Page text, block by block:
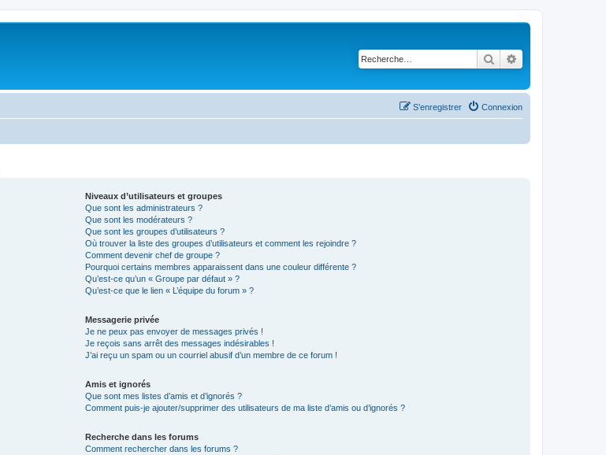
Rechercher
Connexion
S’enregistrer
Niveaux d’utilisateurs et groupes
Que sont les administrateurs ?
Que sont les modérateurs ?
Que sont les groupes d’utilisateurs ?
Où trouver la liste des groupes d’utilisateurs et comment les rejoindre ?
Comment devenir chef de groupe ?
Pourquoi certains membres apparaissent dans une couleur différente ?
Qu’est-ce qu’un « Groupe par défaut » ?
Qu’est-ce que le lien « L’équipe du forum » ?
Messagerie privée
Je ne peux pas envoyer de messages privés !
Je reçois sans arrêt des messages indésirables !
J’ai reçu un spam ou un courriel abusif d’un membre de ce forum !
Amis et ignorés
Que sont mes listes d’amis et d’ignorés ?
Comment puis-je ajouter/supprimer des utilisateurs de ma liste d’amis ou d’ignorés ?
Recherche dans les forums
Comment rechercher dans les forums ?